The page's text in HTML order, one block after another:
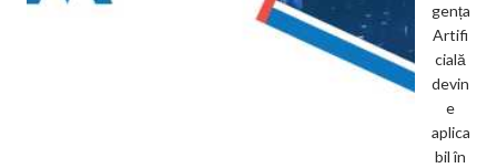
gența
Artifi
cială
devin
e
aplica
bil în